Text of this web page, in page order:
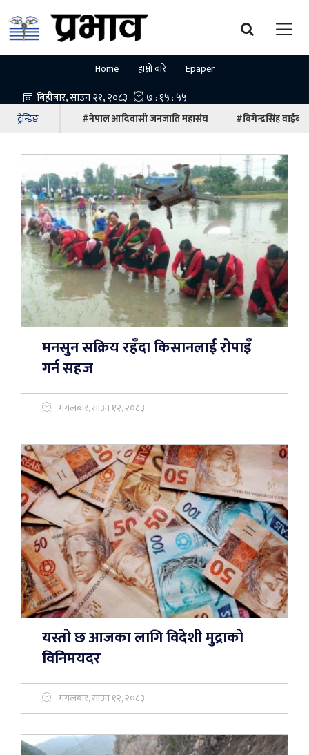
Home हाम्रो बारे Epaper
ट्रेन्डिङ #नेपाल आदिवासी जनजाति महासंघ #बिगेन्द्रसिंह वाईबा
मनसुन सक्रिय रहँदा किसानलाई रोपाइँ
गर्न सहज
मंगलबार, साउन १२, २०८३
यस्तो छ आजका लागि विदेशी मुद्राको
विनिमयदर
मंगलबार, साउन १२, २०८३